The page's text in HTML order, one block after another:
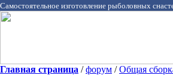
Самостоятельное изготовление рыболовных
Главная страница /форум /Общая